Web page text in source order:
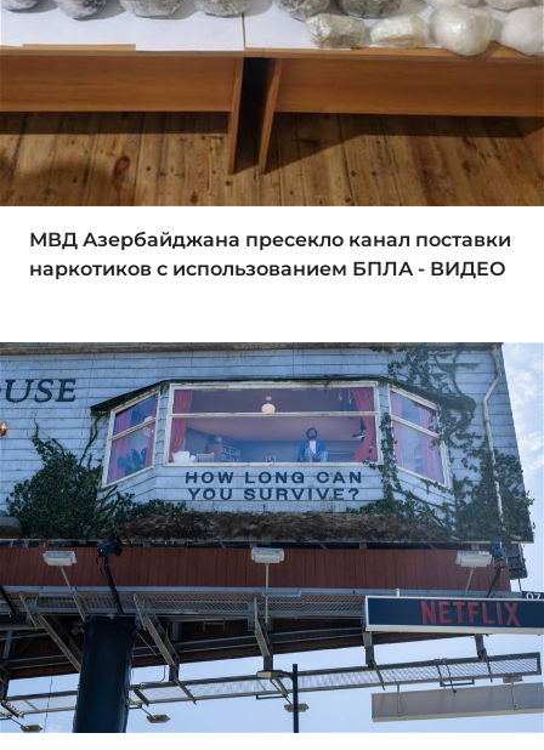
МВД Азербайджана пресекло канал поставки
наркотиков с использованием БПЛА - ВИДЕО